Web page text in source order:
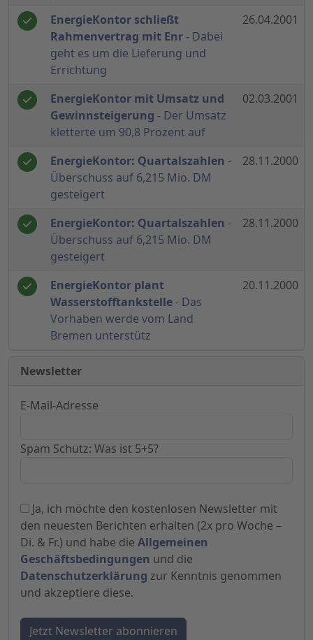
EnergieKontor schließt
Rahmenvertrag mit Enr- Dabei
geht es um die Lieferung und
Errichtung
26.04.2001
EnergieKontor mit Umsatz und
Gewinnsteigerung - Der Umsatz
kletterte um 90,8 Prozent auf
02.03.2001
EnergieKontor: Quartalszahlen -
Überschuss auf 6,215 Mio. DM
gesteigert
28.11.2000
EnergieKontor: Quartalszahlen -
Überschuss auf 6,215 Mio. DM
gesteigert
28.11.2000
EnergieKontor plant
Wasserstofftankstelle- Das
Vorhaben werde vom Land
Bremen unterstütz
20.11.2000
Newsletter
E-Mail-Adresse
Spam Schutz: Was ist 5+5?
Ja, ich möchte den kostenlosen Newsletter mit
den neuesten Berichten erhalten (2x pro Woche –
Di. & Fr.) und habe die Allgemeinen
Geschäftsbedingungen und die
Datenschutzerklärung zur Kenntnis genommen
und akzeptiere diese.